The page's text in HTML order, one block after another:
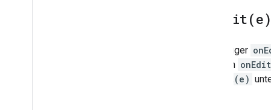
onEdit(e)
Der Trigger
meisten
onEdit(e)